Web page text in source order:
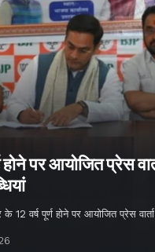
पर आयोजित प्रेस
वर्ष पूर्ण होने पर आयोजित प्रेस